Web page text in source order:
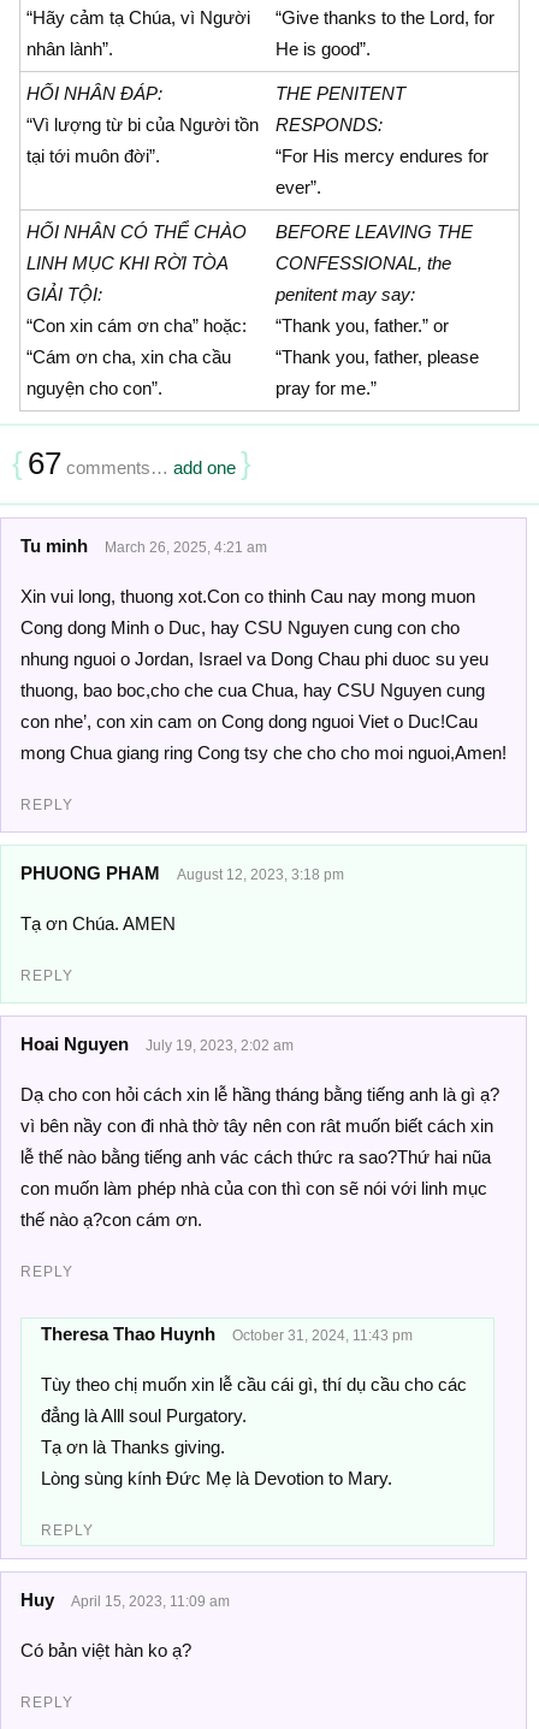
“Hãy cảm tạ Chúa, vì Người
nhân lành”.
“Give thanks to the Lord, for
He is good”.
HỐI NHÂN ÐÁP:
“Vì lượng từ bi của Người tồn
tại tới muôn đời”.
THE PENITENT
RESPONDS:
“For His mercy endures for
ever”.
HỐI NHÂN CÓ THỂ CHÀO
LINH MỤC KHI RỜI TÒA
GIẢI TỘI:
“Con xin cám ơn cha” hoặc:
“Cám ơn cha, xin cha cầu
nguyện cho con”.
BEFORE LEAVING THE
CONFESSIONAL, the
penitent may say:
“Thank you, father.” or
“Thank you, father, please
pray for me.”
{ 67 comments… add one }
Tu minh March 26, 2025, 4:21 am
Xin vui long, thuong xot.Con co thinh Cau nay mong muon
Cong dong Minh o Duc, hay CSU Nguyen cung con cho
nhung nguoi o Jordan, Israel va Dong Chau phi duoc su yeu
thuong, bao boc,cho che cua Chua, hay CSU Nguyen cung
con nhe’, con xin cam on Cong dong nguoi Viet o Duc!Cau
mong Chua giang ring Cong tsy che cho cho moi nguoi,Amen!
REPLY
PHUONG PHAM August 12, 2023, 3:18 pm
Tạ ơn Chúa. AMEN
REPLY
Hoai Nguyen July 19, 2023, 2:02 am
Dạ cho con hỏi cách xin lễ hầng tháng bằng tiếng anh là gì ạ?
vì bên nầy con đi nhà thờ tây nên con rât muốn biết cách xin
lễ thế nào bằng tiếng anh vác cách thức ra sao?Thứ hai nũa
con muốn làm phép nhà của con thì con sẽ nói với linh mục
thế nào ạ?con cám ơn.
REPLY
Theresa Thao Huynh October 31, 2024, 11:43 pm
Tùy theo chị muốn xin lễ cầu cái gì, thí dụ cầu cho các
đẳng là Alll soul Purgatory.
Tạ ơn là Thanks giving.
Lòng sùng kính Đức Mẹ là Devotion to Mary.
REPLY
Huy April 15, 2023, 11:09 am
Có bản việt hàn ko ạ?
REPLY